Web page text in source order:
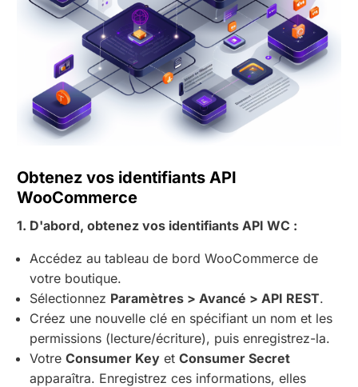
Obtenez vos identifiants API
WooCommerce
1. D'abord, obtenez vos identifiants API WC :
Accédez au tableau de bord WooCommerce de
votre boutique.
Sélectionnez Paramètres > Avancé > API REST.
Créez une nouvelle clé en spécifiant un nom et les
permissions (lecture/écriture), puis enregistrez-la.
VotreConsumer Key etConsumer Secret
apparaîtra. Enregistrez ces informations, elles